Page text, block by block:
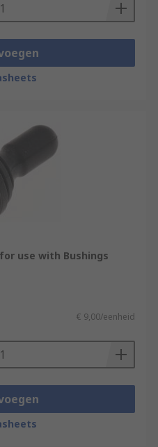
use with Bushings
€ 9,00/eenheid